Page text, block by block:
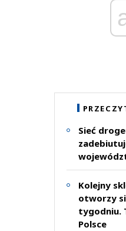
Sieć
Kolejny
otworzy
tygodniu.
Polsce